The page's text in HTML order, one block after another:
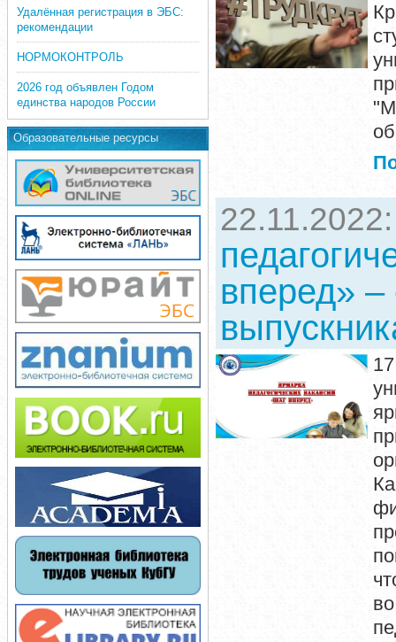
Удалённая регистрация в ЭБС:
рекомендации
НОРМОКОНТРОЛЬ
2026 год объявлен Годом
единства народов России
Образовательные ресурсы
вперед»